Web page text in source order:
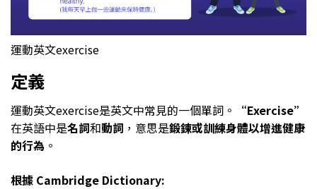
運動英文exercise
定義
運動英文exercise是英文中常見的一個單詞。
“Exercise”
在英語中是名詞和動詞 ，意思是鍛鍊或訓練身體以增進健康
的行為 。
根據 Cambridge Dictionary: